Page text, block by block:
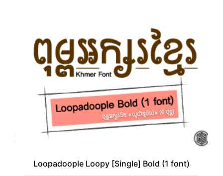
Loopadoople Loopy [Single] Bold (1 font)